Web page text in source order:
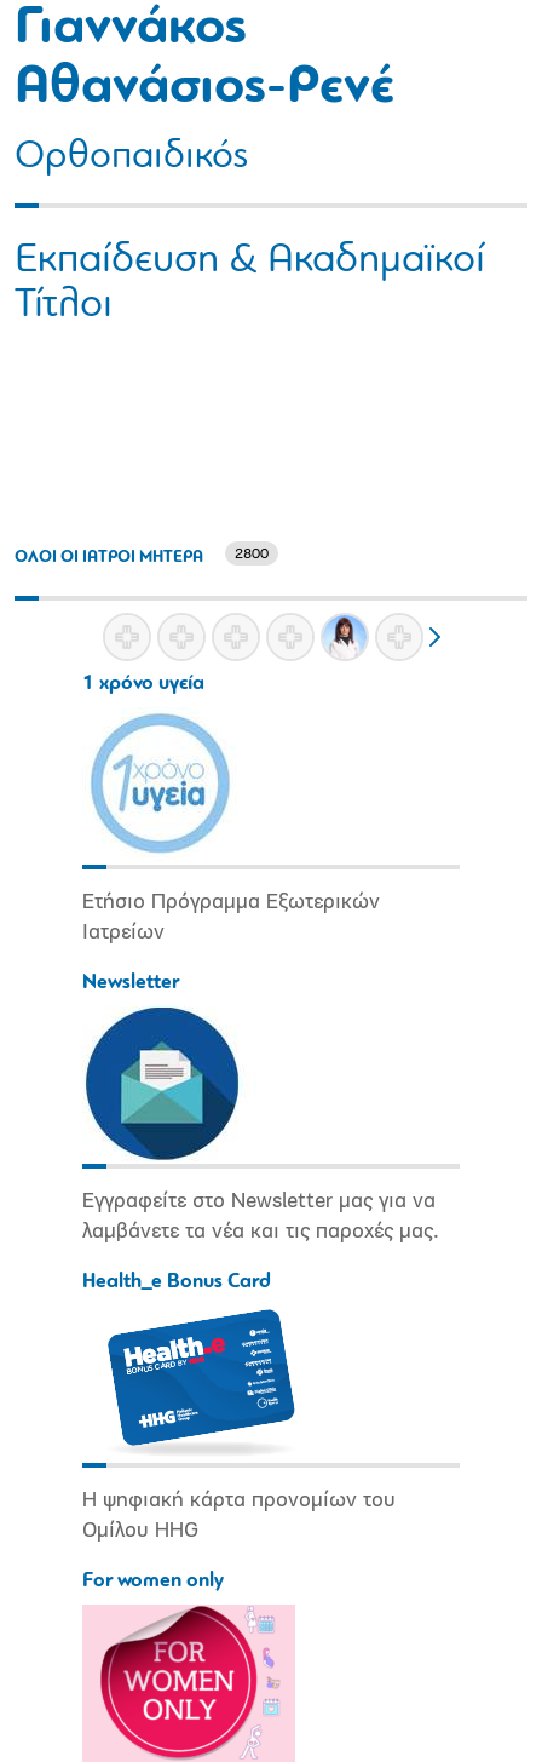
Γιαννάκος
Αθανάσιος-Ρενέ
Ορθοπαιδικός
Εκπαίδευση & Ακαδημαϊκοί
Τίτλοι
ΟΛΟΙ ΟΙ ΙΑΤΡΟΙ ΜΗΤΕΡΑ 2800
1 χρόνο υγεία
Ετήσιο Πρόγραμμα Εξωτερικών
Ιατρείων
Newsletter
Εγγραφείτε στο Newsletter μας για να
λαμβάνετε τα νέα και τις παροχές μας.
Health_e Bonus Card
Η ψηφιακή κάρτα προνομίων του
Ομίλου HHG
For women only